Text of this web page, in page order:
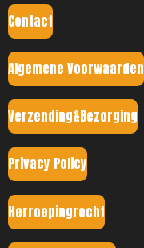
Contact
Algemene Voorwaarden
Verzending&Bezorging
Privacy Policy
Herroepingrecht